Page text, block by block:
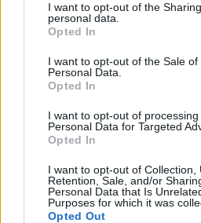
I want to opt-out of the
personal data.
Opted In
I want to opt-out of the Sale of
Personal Data.
Opted In
I want to opt-out of processing
Personal Data for Targeted
Opted In
I want to opt-out of Collection,
Retention, Sale, and/or
Personal Data that Is
Purposes for which it was
Opted Out
szerint friss salátával